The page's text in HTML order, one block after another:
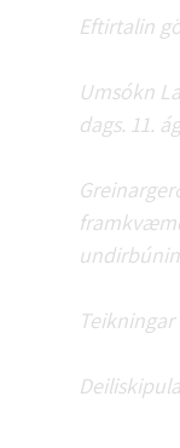
Eftirtalin
Umsókn
dags. 11.